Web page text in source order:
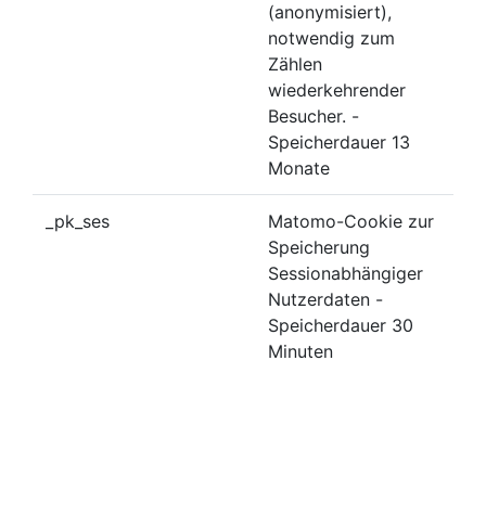
(anonymisiert),
notwendig zum
Zählen
wiederkehrender
Besucher. -
Speicherdauer 13
Monate
_pk_ses
Matomo-Cookie zur
Speicherung
Sessionabhängiger
Nutzerdaten -
Speicherdauer 30
Minuten